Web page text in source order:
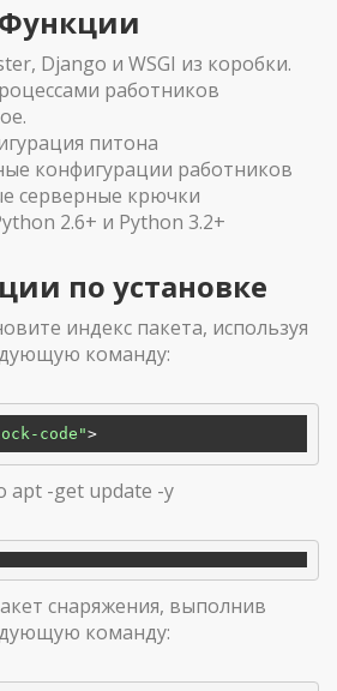
Функции
Django и WSGI из коробки.
работников
питона
конфигурации работников
серверные крючки
2.6+ и Python 3.2+
по установке
индекс пакета, используя
команду:
code"
apt -get update -y
снаряжения, выполнив
команду: